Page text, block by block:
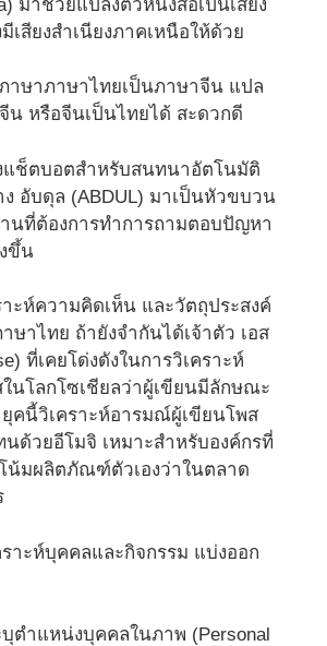
มาช่วยแปลงตัวหนังสือเป็นเสียง
เสียงสำเนียงภาคเหนือให้ด้วย
าษาภาษาไทยเป็นภาษาจีน แปล
น หรือจีนเป็นไทยได้ สะดวกดี
แช็ตบอตสำหรับสนทนาอัตโนมัติ
ง อับดุล (ABDUL) มาเป็นหัวขบวน
นที่ต้องการทำการถามตอบปัญหา
ขึ้น
าะห์ความคิดเห็น และวัตถุประสงค์
ษาไทย ถ้ายังจำกันได้เจ้าตัว เอส
ที่เคยโด่งดังในการวิเคราะห์
นโลกโซเชียลว่าผู้เขียนมีลักษณะ
คนี้วิเคราะห์อารมณ์ผู้เขียนโพส
ด้วยอีโมจิ เหมาะสำหรับองค์กรที่
น้มผลิตภัณฑ์ตัวเองว่าในตลาด
ราะห์บุคคลและกิจกรรม แบ่งออก
บุตำแหน่งบุคคลในภาพ (Personal